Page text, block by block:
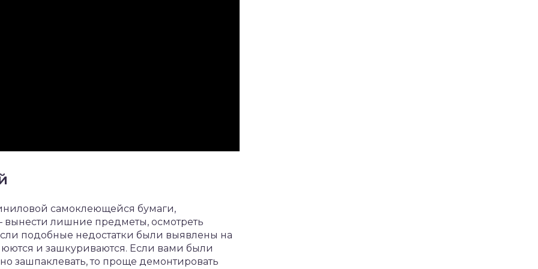
самоклеющейся бумаги,
лишние предметы, осмотреть
подобные недостатки были выявлены на
и зашкуриваются. Если вами были
зашпаклевать, то проще демонтировать